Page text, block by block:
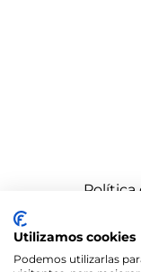
Política
Utilizamos cookies
Podemos utilizarlas